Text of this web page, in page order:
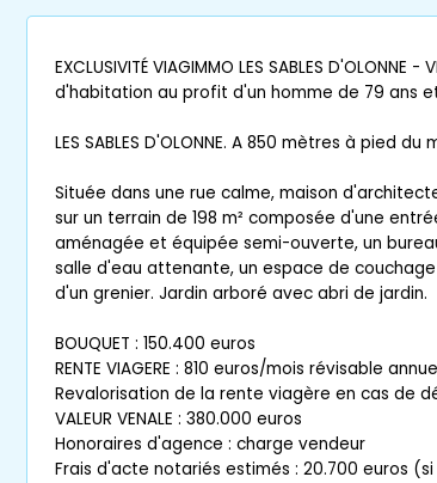
EXCLUSIVITÉ VIAGIMMO LES SABLES
d'habitation au profit d'un homme de 79 ans
LES SABLES D'OLONNE. A 850 mètres à pied
Située dans une rue calme, maison
sur un terrain de 198 m² composée d'une
aménagée et équipée semi-ouverte, un
salle d'eau attenante, un espace de
d'un grenier. Jardin arboré avec abri de jardin.
BOUQUET : 150.400 euros
RENTE VIAGERE : 810 euros/mois révisable
Revalorisation de la rente viagère en cas de
VALEUR VENALE : 380.000 euros
Honoraires d'agence : charge vendeur
Frais d'acte notariés estimés : 20.700 euros